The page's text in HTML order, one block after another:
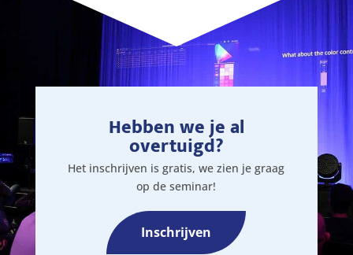
Hebben we je al
overtuigd?
Het inschrijven is gratis, we zien je graag
op de seminar!
Inschrijven